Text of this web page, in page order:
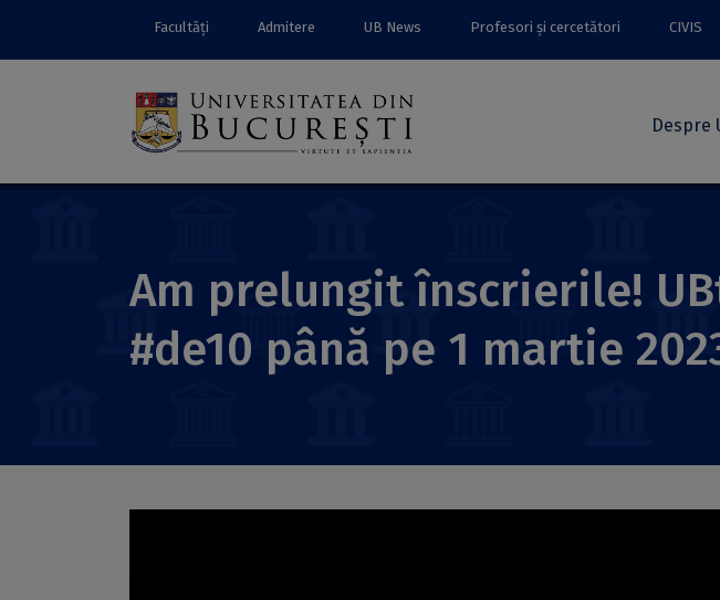
Facultăți Admitere UB News Profesori și cercetători CIVIS
Despre
Am prelungit înscrierile!
#de10 până pe 1 martie